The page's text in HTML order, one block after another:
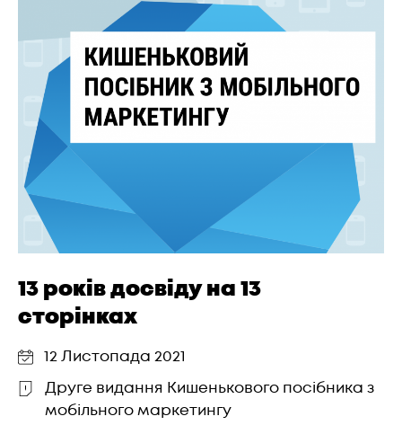
13 років досвіду на 13
сторінках
12 Листопада 2021
Друге видання Кишенькового посібника з
мобільного маркетингу